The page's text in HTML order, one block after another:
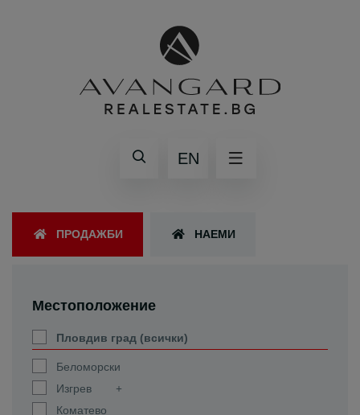
EN
ПРОДАЖБИ НАЕМИ
Местоположение
Пловдив град (всички)
Беломорски
Изгрев
Коматево